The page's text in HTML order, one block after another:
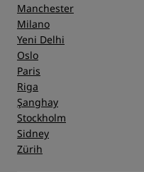
Manchester
Milano
Yeni Delhi
Oslo
Paris
Riga
Şanghay
Stockholm
Sidney
Zürih